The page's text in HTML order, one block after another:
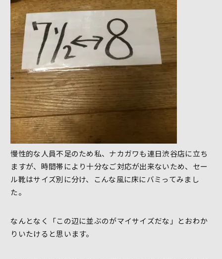
慢性的な人員不足のため私、ナカガワも連日渋谷店に立ち
ますが、時間帯により十分なご対応が出来ないため、セー
ル靴はサイズ別に分け、こんな風に床にバミってみまし
た。
なんとなく「この辺に並ぶのがマイサイズだな」とおわか
りいたけると思います。